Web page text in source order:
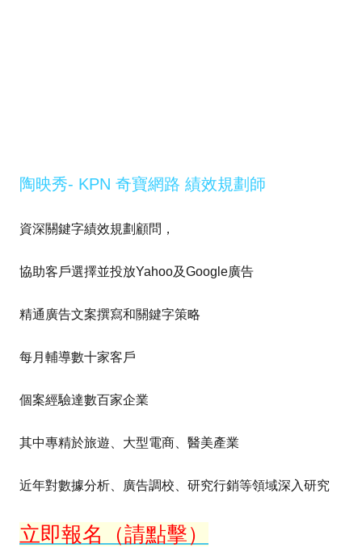
陶映秀- KPN 奇寶網路 績效規劃師
資深關鍵字績效規劃顧問，
協助客戶選擇並投放Yahoo及Google廣告
精通廣告文案撰寫和關鍵字策略
每月輔導數十家客戶
個案經驗達數百家企業
其中專精於旅遊、大型電商、醫美產業
近年對數據分析、廣告調校、研究行銷等領域深入研究
立即報名（請點擊）